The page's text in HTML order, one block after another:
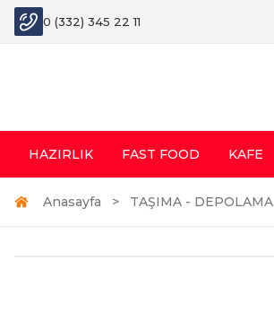
0 (332) 345 22 11
HAZIRLIK FAST FOOD KAFE
Anasayfa TAŞIMA - DEPOLAMA